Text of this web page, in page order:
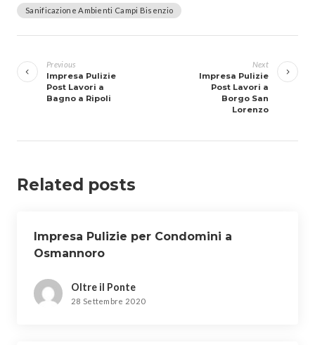
Sanificazione Ambienti Campi Bisenzio
articoli
Previous
Impresa Pulizie
Post Lavori a
Bagno a Ripoli
Next
Impresa Pulizie
Post Lavori a
Borgo San
Lorenzo
Related posts
Impresa Pulizie per Condomini a
Osmannoro
Oltre il Ponte
28 Settembre 2020